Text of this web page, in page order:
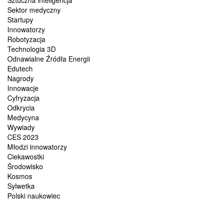
Sektor medyczny
Startupy
Innowatorzy
Robotyzacja
Technologia 3D
Odnawialne Źródła Energii
Edutech
Nagrody
Innowacje
Cyfryzacja
Odkrycia
Medycyna
Wywiady
CES 2023
Młodzi innowatorzy
Ciekawostki
Środowisko
Kosmos
Sylwetka
Polski naukowiec